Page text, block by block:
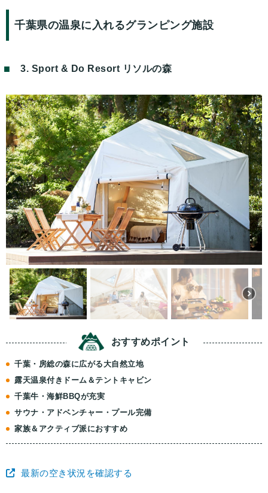
千葉県の温泉に入れるグランピング施設
3. Sport & Do Resort リソルの森
おすすめポイント
千葉・房総の森に広がる大自然立地
露天温泉付きドーム＆テントキャビン
千葉牛・海鮮BBQが充実
サウナ・アドベンチャー・プール完備
家族＆アクティブ派におすすめ
最新の空き状況を確認する